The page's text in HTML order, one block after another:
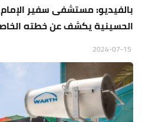
بالفيديو: مستشفى سفير الإمام
الحسينية يكشف عن خطته